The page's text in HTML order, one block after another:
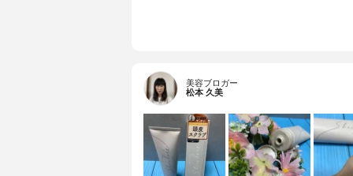
美容ブロガー
松本 久美